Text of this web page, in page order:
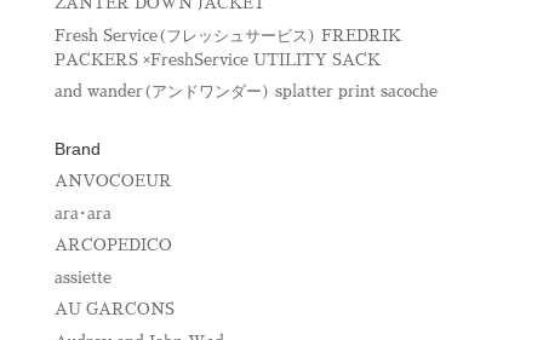
Fresh Service(フレッシュサービス) FREDRIK
PACKERS ×FreshService UTILITY SACK
and wander(アンドワンダー) splatter print sacoche
Brand
ANVOCOEUR
ara･ara
ARCOPEDICO
assiette
AU GARCONS